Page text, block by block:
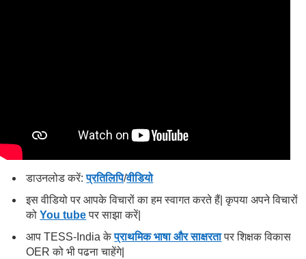
डाउनलोड करें:प्रतिलिपि/वीडियो
इस वीडियो पर आपके विचारों का हम स्वागत करते हैं| कृपया अपने विचारों
कोYou tubeपर साझा करें|
आप TESS-India केप्राथमिक भाषा और साक्षरतापर शिक्षक विकास
OER को भी पढना चाहेंगे|